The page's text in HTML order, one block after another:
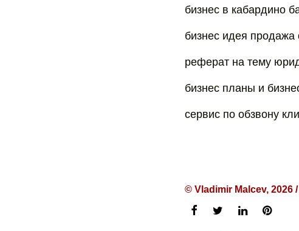
бизнес в кабардино
бизнес идея
реферат на тему
бизнес планы и
сервис по обзвону
© Vladimir Malcev, 2026